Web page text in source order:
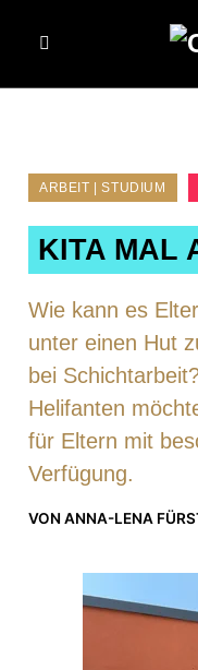
ARBEIT | STUDIUM
KITA MAL
Wie kann es
unter einen Hut
bei
Helifanten
für Eltern mit
Verfügung.
VON ANNA-LENA